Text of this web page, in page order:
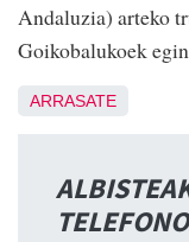
Andaluzia) arteko
Goikobalukoek
ARRASATE